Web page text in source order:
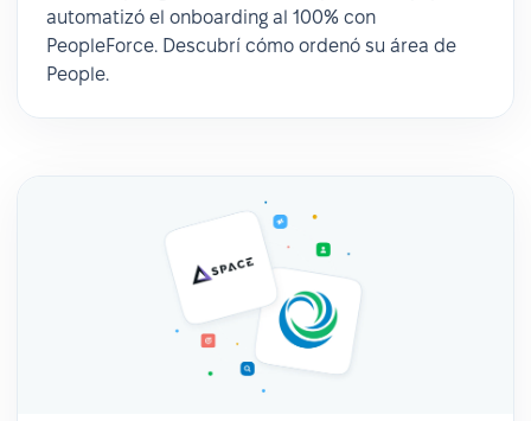
automatizó el onboarding al 100% con
PeopleForce. Descubrí cómo ordenó su área de
People.